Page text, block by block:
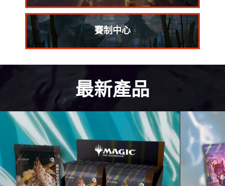
賽制中心
最新產品